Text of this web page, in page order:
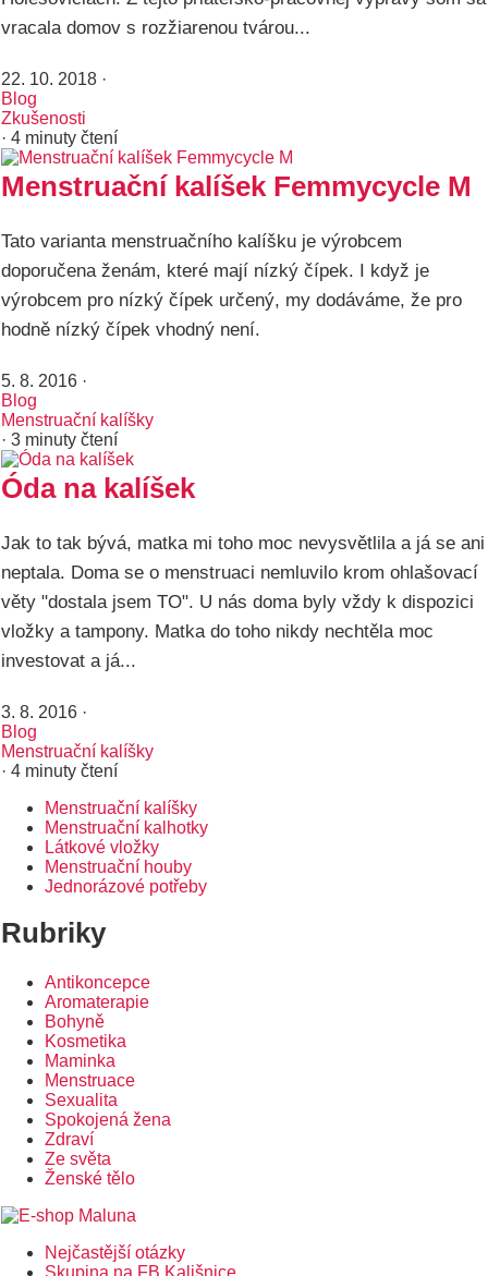
vracala domov s rozžiarenou tvárou...
22. 10. 2018 ·
Blog
Zkušenosti
· 4 minuty čtení
Menstruační kalíšek Femmycycle M
Tato varianta menstruačního kalíšku je výrobcem
doporučena ženám, které mají nízký čípek. I když je
výrobcem pro nízký čípek určený, my dodáváme, že pro
hodně nízký čípek vhodný není.
5. 8. 2016 ·
Blog
Menstruační kalíšky
· 3 minuty čtení
Óda na kalíšek
Jak to tak bývá, matka mi toho moc nevysvětlila a já se ani
neptala. Doma se o menstruaci nemluvilo krom ohlašovací
věty "dostala jsem TO". U nás doma byly vždy k dispozici
vložky a tampony. Matka do toho nikdy nechtěla moc
investovat a já...
3. 8. 2016 ·
Blog
Menstruační kalíšky
· 4 minuty čtení
Rozcestník
Menstruační kalíšky
Menstruační kalhotky
Látkové vložky
Menstruační houby
Jednorázové potřeby
Rubriky
Antikoncepce
Aromaterapie
Bohyně
Kosmetika
Maminka
Menstruace
Sexualita
Spokojená žena
Zdraví
Ze světa
Ženské tělo
Postranní
Nejčastější otázky